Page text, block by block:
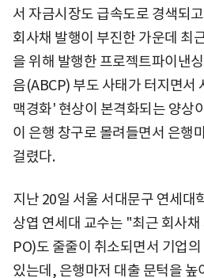
서 자금시장도 급속도로 경색되
회사채 발행이 부진한 가운데 최
을 위해 발행한 프로젝트파이낸
음(ABCP) 부도 사태가 터지면서
맥경화' 현상이 본격화되는 양상
이 은행 창구로 몰려들면서 은행
걸렸다.
지난 20일 서울 서대문구 연세대
상엽 연세대 교수는 "최근 회사
PO)도 줄줄이 취소되면서 기업
있는데, 은행마저 대출 문턱을 높